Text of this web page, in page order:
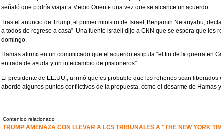
señaló que podría viajar a Medio Oriente una vez que se alcance un acuerdo.
Tras el anuncio de Trump, el primer ministro de Israel, Benjamin Netanyahu,
a todos de regreso a casa”. Una fuente israelí dijo a CNN que se espera que los
domingo.
Hamas afirmó en un comunicado que el acuerdo estipula “el fin de la guerra en
entrada de ayuda y un intercambio de prisioneros”.
El presidente de EE.UU., afirmó que es probable que los rehenes sean
abordó algunos puntos conflictivos de la propuesta, como el desarme de Hamas
Contenido relacionado
TRUMP AMENAZA CON LLEVAR A LOS TRIBUNALES A "THE NEW YORK